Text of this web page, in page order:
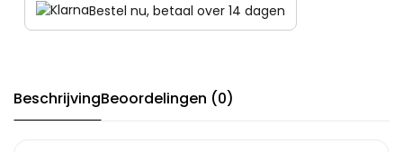
Bestel nu, betaal over 14 dagen
BeschrijvingBeoordelingen (0)